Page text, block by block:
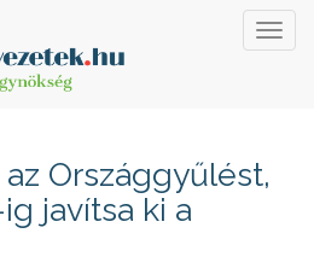
Országgyűlést,
javítsa ki a